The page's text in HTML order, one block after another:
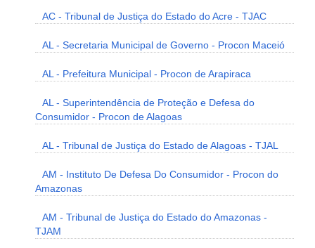
AC - Tribunal de Justiça do Estado do Acre - TJAC
AL - Secretaria Municipal de Governo - Procon Maceió
AL - Prefeitura Municipal - Procon de Arapiraca
AL - Superintendência de Proteção e Defesa do
Consumidor - Procon de Alagoas
AL - Tribunal de Justiça do Estado de Alagoas - TJAL
AM - Instituto De Defesa Do Consumidor - Procon do
Amazonas
AM - Tribunal de Justiça do Estado do Amazonas -
TJAM